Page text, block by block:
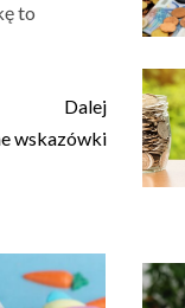
to
Dalej
wskazówki